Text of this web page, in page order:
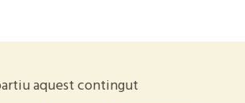
aquest contingut